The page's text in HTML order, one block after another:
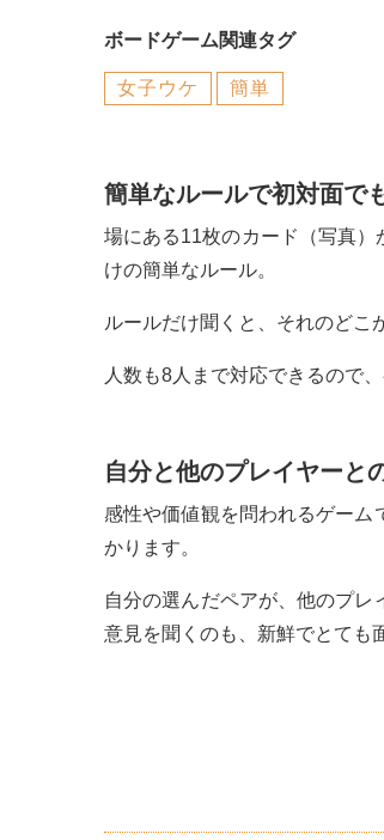
ボードゲーム関連タグ
女子ウケ 簡単
簡単なルールで初対面で
場にある11枚のカード（写真
けの簡単なルール。
ルールだけ聞くと、それのどこ
人数も8人まで対応できるので
自分と他のプレイヤーと
感性や価値観を問われるゲーム
かります。
自分の選んだペアが、他のプ
意見を聞くのも、新鮮でとても